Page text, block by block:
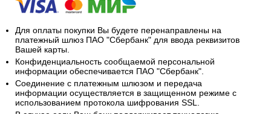
Для оплаты покупки Вы будете перенаправлены на
платежный шлюз ПАО "Сбербанк" для ввода реквизитов
Вашей карты.
Конфиденциальность сообщаемой персональной
информации обеспечивается ПАО "Сбербанк".
Соединение с платежным шлюзом и передача
информации осуществляется в защищенном режиме с
использованием протокола шифрования SSL.